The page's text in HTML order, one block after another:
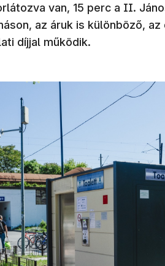
van, 15 perc a II.
az áruk is különböző,
díjjal működik.